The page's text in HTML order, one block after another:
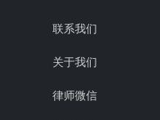
联系我们
关于我们
律师微信